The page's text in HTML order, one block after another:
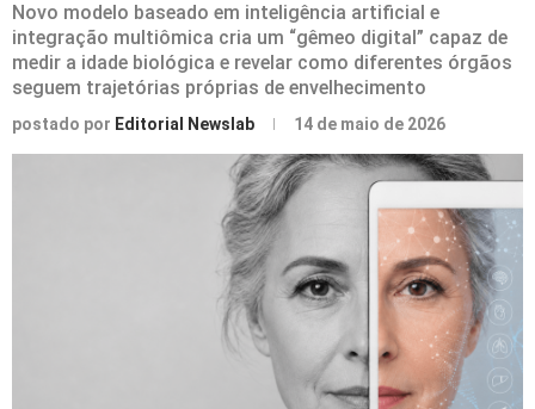
Novo modelo baseado em inteligência artificial e
integração multiômica cria um “gêmeo digital” capaz de
medir a idade biológica e revelar como diferentes órgãos
seguem trajetórias próprias de envelhecimento
postado por Editorial Newslab 14 de maio de 2026